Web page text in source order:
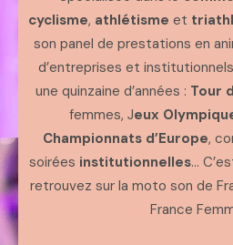
cyclisme, athlétisme et
son panel de prestations en
d’entreprises et
une quinzaine d’années : Tour
femmes, Jeux
Championnats d’Europe,
soirées institutionnelles…
retrouvez sur la moto son de
France